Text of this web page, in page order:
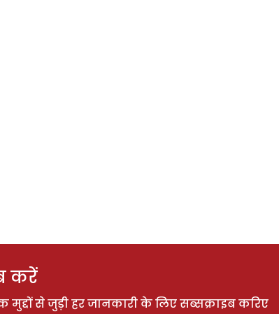
करें
से जुड़ी हर जानकारी के लिए सब्सक्राइब करिए